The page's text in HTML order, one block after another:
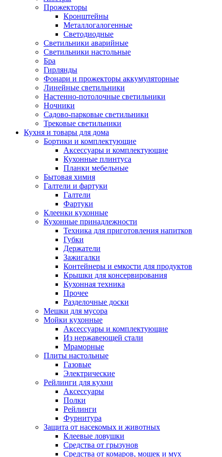
Прожекторы
Кронштейны
Металлогалогенные
Светодиодные
Светильники аварийные
Светильники настольные
Бра
Гирлянды
Фонари и прожекторы аккумуляторные
Линейные светильники
Настенно-потолочные светильники
Ночники
Садово-парковые светильники
Трековые светильники
Кухня и товары для дома
Бортики и комплектующие
Аксессуары и комплектующие
Кухонные плинтуса
Планки мебельные
Бытовая химия
Галтели и фартуки
Галтели
Фартуки
Клеенки кухонные
Кухонные принадлежности
Техника для приготовления напитков
Губки
Держатели
Зажигалки
Контейнеры и емкости для продуктов
Крышки для консервирования
Кухонная техника
Прочее
Разделочные доски
Мешки для мусора
Мойки кухонные
Аксессуары и комплектующие
Из нержавеющей стали
Мраморные
Плиты настольные
Газовые
Электрические
Рейлинги для кухни
Аксессуары
Полки
Рейлинги
Фурнитура
Защита от насекомых и животных
Клеевые ловушки
Средства от грызунов
Средства от комаров, мошек и мух